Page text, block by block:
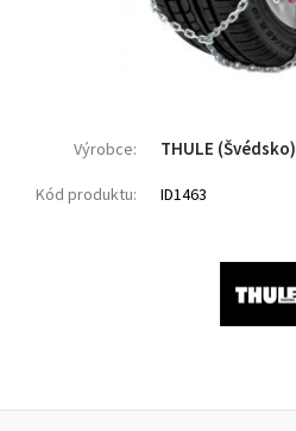
Výrobce: THULE (Švédsko)
Kód produktu: ID1463